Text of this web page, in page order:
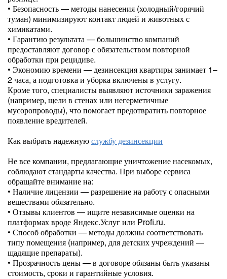
• Безопасность — методы нанесения (холодный/горячий
туман) минимизируют контакт людей и животных с
химикатами.
• Гарантию результата — большинство компаний
предоставляют договор с обязательством повторной
обработки при рецидиве.
• Экономию времени — дезинсекция квартиры занимает 1–
2 часа, а подготовка и уборка включены в услугу.
Кроме того, специалисты выявляют источники заражения
(например, щели в стенах или негерметичные
мусоропроводы), что помогает предотвратить повторное
появление вредителей.
Как выбрать надежнуюслужбу дезинсекции
Не все компании, предлагающие уничтожение насекомых,
соблюдают стандарты качества. При выборе сервиса
обращайте внимание на:
• Наличие лицензии — разрешение на работу с опасными
веществами обязательно.
• Отзывы клиентов — ищите независимые оценки на
платформах вроде Яндекс.Услуг или Profi.ru.
• Способ обработки — методы должны соответствовать
типу помещения (например, для детских учреждений —
щадящие препараты).
• Прозрачность цены — в договоре обязаны быть указаны
стоимость, сроки и гарантийные условия.